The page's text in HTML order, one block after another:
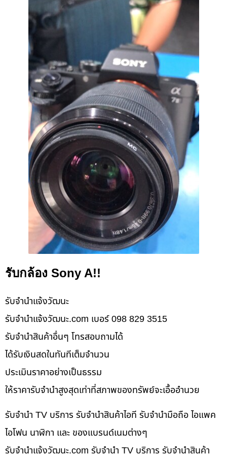
รับกล้อง Sony A!!
รับจํานําแจ้งวัฒนะ
รับจํานําแจ้งวัฒนะ.com เบอร์ 098 829 3515
รับจำนำสินค้าอื่นๆ โทรสอบถามได้
ได้รับเงินสดในทันทีเต็มจำนวน
ประเมินราคาอย่างเป็นธรรม
ให้ราคารับจำนำสูงสุดเท่าที่สภาพของทรัพย์จะเอื้ออำนวย
รับจำนำ TV บริการ รับจำนำสินค้าไอที รับจำนำมือถือ ไอแพค
ไอโฟน นาฬิกา และ ของแบรนด์เนมต่างๆ
รับจํานําแจ้งวัฒนะ.com รับจำนำ TV บริการ รับจำนำสินค้า